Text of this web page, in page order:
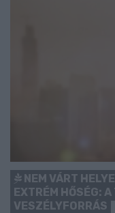
NEM VÁRT
EXTRÉM HŐSÉG:
VESZÉLYFORRÁS